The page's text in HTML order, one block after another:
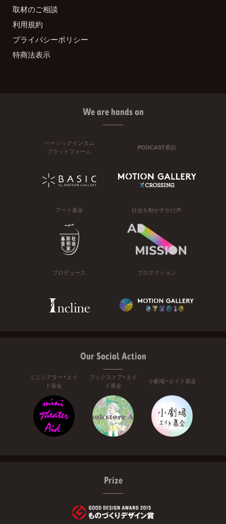
取材のご相談
利用規約
プライバシーポリシー
特商法表示
We are hands on
ベーシックインカム
プラットフォーム
PODCAST番組
アート基金 社会を動かすかけ声
プロデュース プロダクション
Our Social Action
ミニシアター・エイ
ド基金
ブックストア・エイ
ド基金
小劇場・エイド基金
Prize